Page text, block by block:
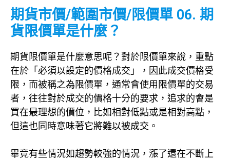
期貨市價/範圍市價/限價單 06. 期
貨限價單是什麼？
期貨限價單是什麼意思呢？對於限價單來說，重點
在於「必須以設定的價格成交」，因此成交價格受
限，而被稱之為限價單，通常會使用限價單的交易
者，往往對於成交的價格十分的要求，追求的會是
買在最理想的價位，比如相對低點或是相對高點，
但這也同時意味著它將難以被成交。
畢竟有些情況如趨勢較強的情況，漲了還在不斷上